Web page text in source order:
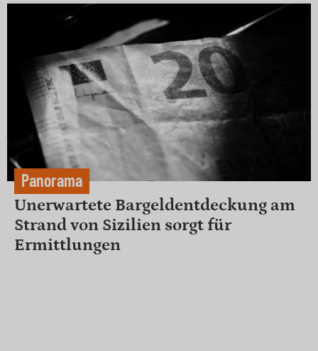
Panorama
Unerwartete Bargeldentdeckung am
Strand von Sizilien sorgt für
Ermittlungen